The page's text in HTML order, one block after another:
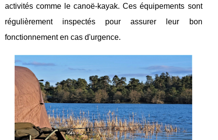
activités comme le canoë-kayak. Ces équipements sont
régulièrement inspectés pour assurer leur bon
fonctionnement en cas d'urgence.